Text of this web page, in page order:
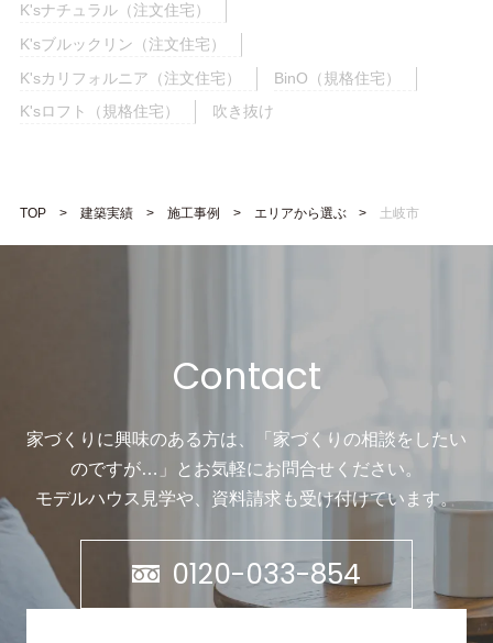
K'sナチュラル（注文住宅）
K'sブルックリン（注文住宅）
K'sカリフォルニア（注文住宅）
BinO（規格住宅）
K'sロフト（規格住宅）
吹き抜け
TOP 建築実績 施工事例 エリアから選ぶ 土岐市
Contact
家づくりに興味のある方は、「家づくりの相談をしたい
のですが…」と お気軽にお問合せください。
モデルハウス見学や、資料請求も受け付けています。
0120-033-854